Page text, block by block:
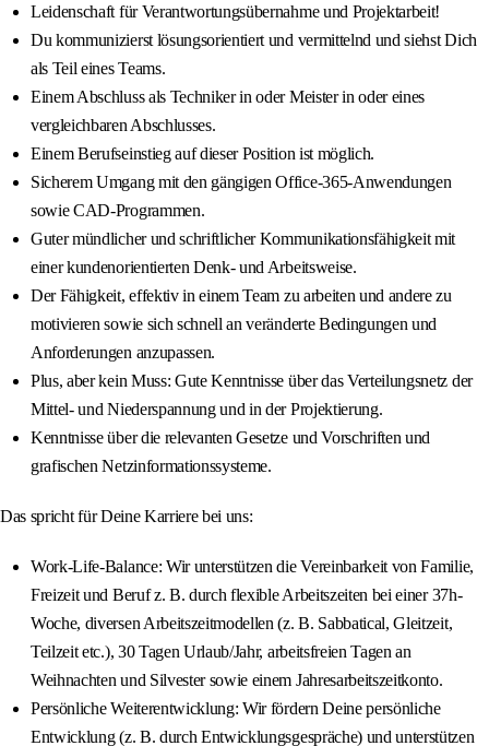
Leidenschaft für Verantwortungsübernahme und Projektarbeit!
Du kommunizierst lösungsorientiert und vermittelnd und siehst Dich
als Teil eines Teams.
Einem Abschluss als Techniker in oder Meister in oder eines
vergleichbaren Abschlusses.
Einem Berufseinstieg auf dieser Position ist möglich.
Sicherem Umgang mit den gängigen Office-365-Anwendungen
sowie CAD-Programmen.
Guter mündlicher und schriftlicher Kommunikationsfähigkeit mit
einer kundenorientierten Denk- und Arbeitsweise.
Der Fähigkeit, effektiv in einem Team zu arbeiten und andere zu
motivieren sowie sich schnell an veränderte Bedingungen und
Anforderungen anzupassen.
Plus, aber kein Muss: Gute Kenntnisse über das Verteilungsnetz der
Mittel- und Niederspannung und in der Projektierung.
Kenntnisse über die relevanten Gesetze und Vorschriften und
grafischen Netzinformationssysteme.
Das spricht für Deine Karriere bei uns:
Work-Life-Balance: Wir unterstützen die Vereinbarkeit von Familie,
Freizeit und Beruf z. B. durch flexible Arbeitszeiten bei einer 37h-
Woche, diversen Arbeitszeitmodellen (z. B. Sabbatical, Gleitzeit,
Teilzeit etc.), 30 Tagen Urlaub/Jahr, arbeitsfreien Tagen an
Weihnachten und Silvester sowie einem Jahresarbeitszeitkonto.
Persönliche Weiterentwicklung: Wir fördern Deine persönliche
Entwicklung (z. B. durch Entwicklungsgespräche) und unterstützen